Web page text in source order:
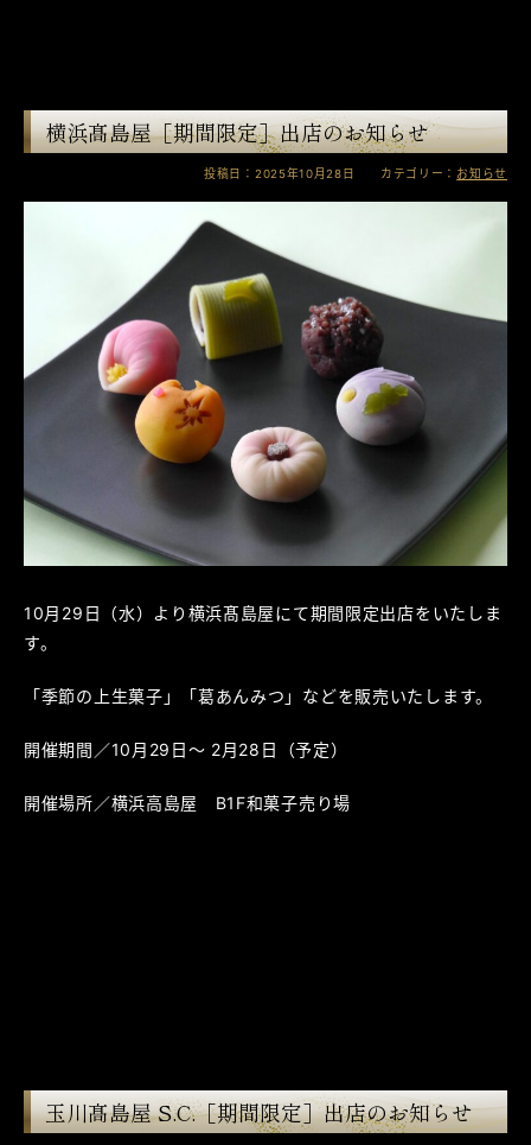
横浜髙島屋［期間限定］出店のお知らせ
投稿日：2025年10月28日 カテゴリー： お知らせ
10月29日（水）より横浜髙島屋にて期間限定出店をいたしま
す。
「季節の上生菓子」「葛あんみつ」などを販売いたします。
開催期間／10月29日～ 2月28日（予定）
開催場所／横浜高島屋 B1F和菓子売り場
玉川髙島屋 S.C.［期間限定］出店のお知らせ